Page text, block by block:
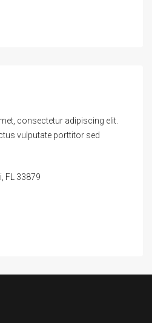
consectetur adipiscing elit.
vulputate porttitor sed
FL 33879